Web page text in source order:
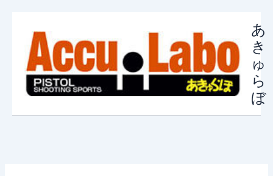
あ
き
ゅ
ら
ぼ